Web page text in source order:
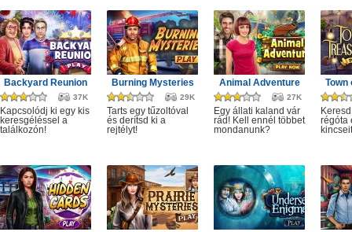
Backyard Reunion
37K
Kapcsolódj ki egy kis
keresgéléssel a
találkozón!
Burning Mysteries
29K
Tarts egy tűzoltóval
és derítsd ki a
rejtélyt!
Animal Adventure
27K
Egy állati kaland vár
rád! Kell ennél többet
mondanunk?
Town
régóta